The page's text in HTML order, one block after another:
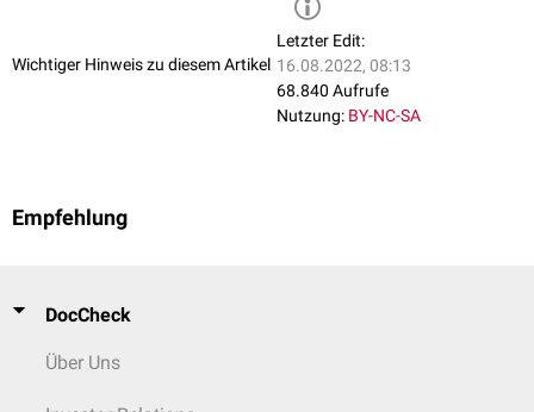
Hepatitis-Serologie
Blutspendern
Wichtiger Hinweis zu diesem Artikel
Letzter Edit:
16.08.2022, 08:13
68.840 Aufrufe
Nutzung: BY-NC-SA
Empfehlung
DocCheck
Über Uns